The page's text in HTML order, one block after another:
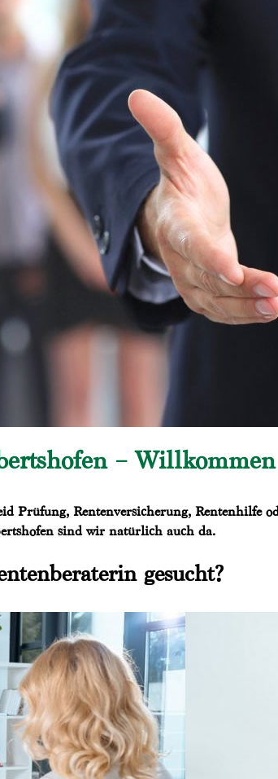
–
Prüfung, Rentenversicherung,
sind wir natürlich auch da.
gesucht?